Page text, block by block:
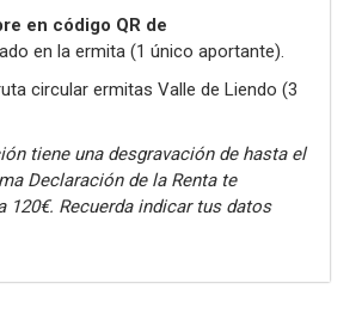
en código QR de
en la ermita (1 único aportante).
circular ermitas Valle de Liendo (3
tiene una desgravación de hasta el
Declaración de la Renta te
120€. Recuerda indicar tus datos